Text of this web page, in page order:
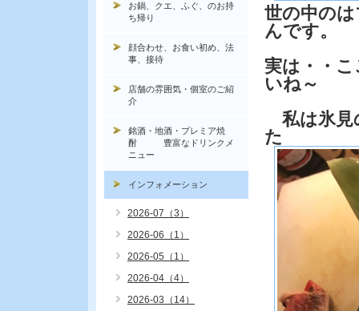
世の中の
んです。
実は・・
いね～
私は氷見
た
お鍋、クエ、ふぐ、のお持
ち帰り
顔合わせ、お食い初め、法
事、接待
店舗の雰囲気・個室のご紹
介
銘酒・地酒・プレミア焼
酎 豊富なドリンクメ
ニュー
インフォメーション
2026-07（3）
2026-06（1）
2026-05（1）
2026-04（4）
2026-03（14）